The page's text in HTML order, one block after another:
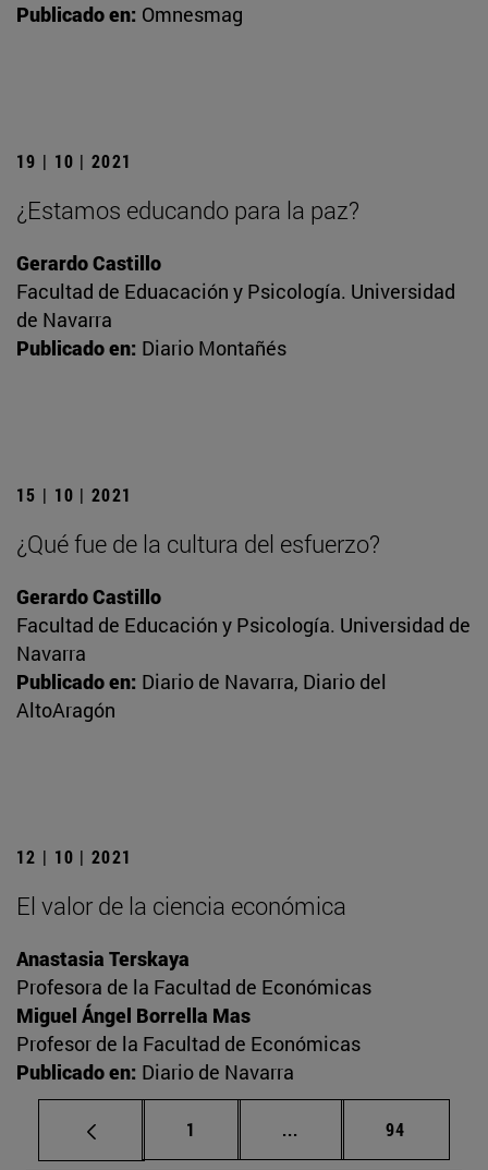
Publicado en: Omnesmag
19 | 10 | 2021
¿Estamos educando para la paz?
Gerardo Castillo
Facultad de Eduacación y Psicología. Universidad
de Navarra
Publicado en: Diario Montañés
15 | 10 | 2021
¿Qué fue de la cultura del esfuerzo?
Gerardo Castillo
Facultad de Educación y Psicología. Universidad de
Navarra
Publicado en: Diario de Navarra, Diario del
AltoAragón
12 | 10 | 2021
El valor de la ciencia económica
Anastasia Terskaya
Profesora de la Facultad de Económicas
Miguel Ángel Borrella Mas
Profesor de la Facultad de Económicas
Publicado en: Diario de Navarra
Página
1 ... Páginas intermedias
Página
94